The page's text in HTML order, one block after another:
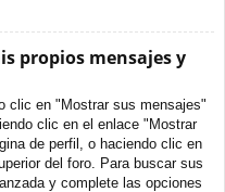
propios mensajes y
clic en "Mostrar sus mensajes"
clic en el enlace "Mostrar
de perfil, o haciendo clic en
del foro. Para buscar sus
y complete las opciones